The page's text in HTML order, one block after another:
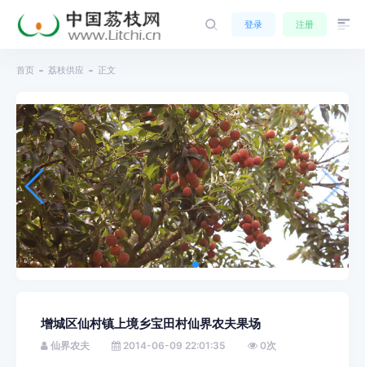
登录 注册
首页 荔枝供应 正文
增城区仙村镇上境乡宝田村仙界农夫果场
仙界农夫 2014-06-09 22:01:35 0次